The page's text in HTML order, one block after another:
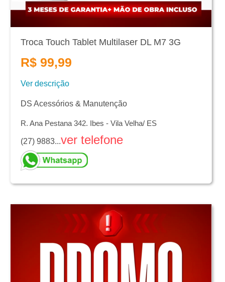
Troca Touch Tablet Multilaser DL M7 3G
R$ 99,99
Ver descrição
DS Acessórios & Manutenção
R. Ana Pestana 342. Ibes - Vila Velha/ ES
(27) 9883...ver telefone